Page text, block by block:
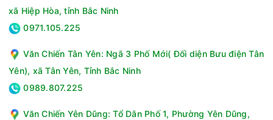
xã Hiệp Hòa, tỉnh Bắc Ninh
0971.105.225
Văn Chiến Tân Yên: Ngã 3 Phố Mới( Đối diện Bưu điện Tân
Yên), xã Tân Yên, Tỉnh Bắc Ninh
0989.807.225
Văn Chiến Yên Dũng: Tổ Dân Phố 1, Phường Yên Dũng,